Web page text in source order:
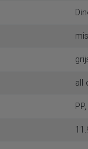
all